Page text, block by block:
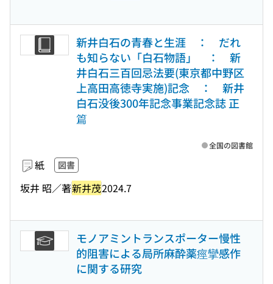
新井白石の青春と生涯 ： だれ
も知らない「白石物語」 ： 新
井白石三百回忌法要(東京都中野区
上高田高徳寺実施)記念 ： 新井
白石没後300年記念事業記念誌 正
篇
紙 図書
坂井 昭／著新井茂2024.7
全国の図書館
モノアミントランスポーター慢性
的阻害による局所麻酔薬痙攣感作
に関する研究